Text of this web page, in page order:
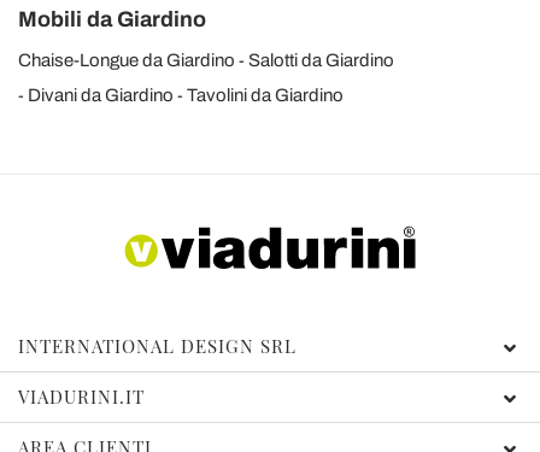
Mobili da Giardino
Chaise-Longue da Giardino
Salotti da Giardino
Divani da Giardino
Tavolini da Giardino
INTERNATIONAL DESIGN SRL
VIADURINI.IT